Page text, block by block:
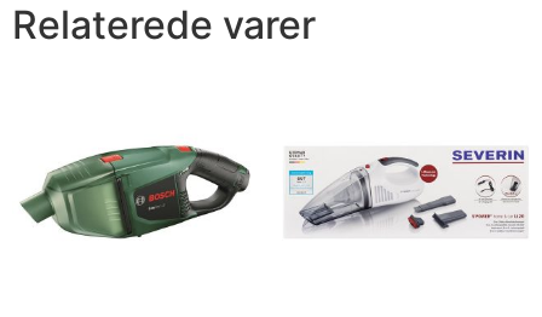
Relaterede varer